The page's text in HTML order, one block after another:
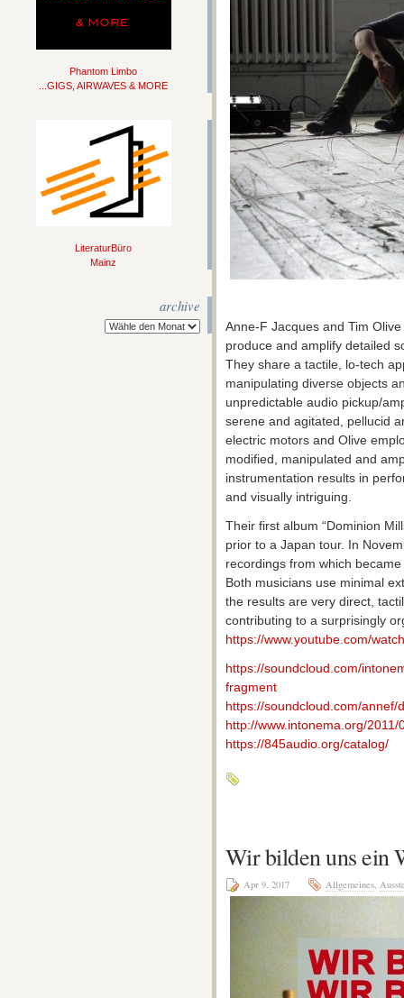
Phantom Limbo
...GIGS, AIRWAVES & MORE
LiteraturBüro
Mainz
archive
Anne-F Jacques and Tim
produce and amplify detailed
They share a tactile, lo-tech
manipulating diverse objects
unpredictable audio pickup/
serene and agitated, pellucid
electric motors and Olive
modified, manipulated and
instrumentation results in
and visually intriguing.
Their first album “Dominion
prior to a Japan tour. In
recordings from which
Both musicians use minimal
the results are very direct,
contributing to a surprisingly
https://www.youtube.com/
https://soundcloud.com/
fragment
https://soundcloud.com/annef/
http://www.intonema.org/2011/
https://845audio.org/catalog/
Wir bilden uns ein
Apr 9, 2017 Allgemeines,